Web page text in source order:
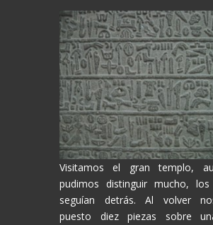
Visitamos el gran templo,
pudimos distinguir mucho, los
seguían detrás. Al volver
puesto diez piezas sobre